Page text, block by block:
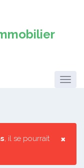
×
, il se pourrait